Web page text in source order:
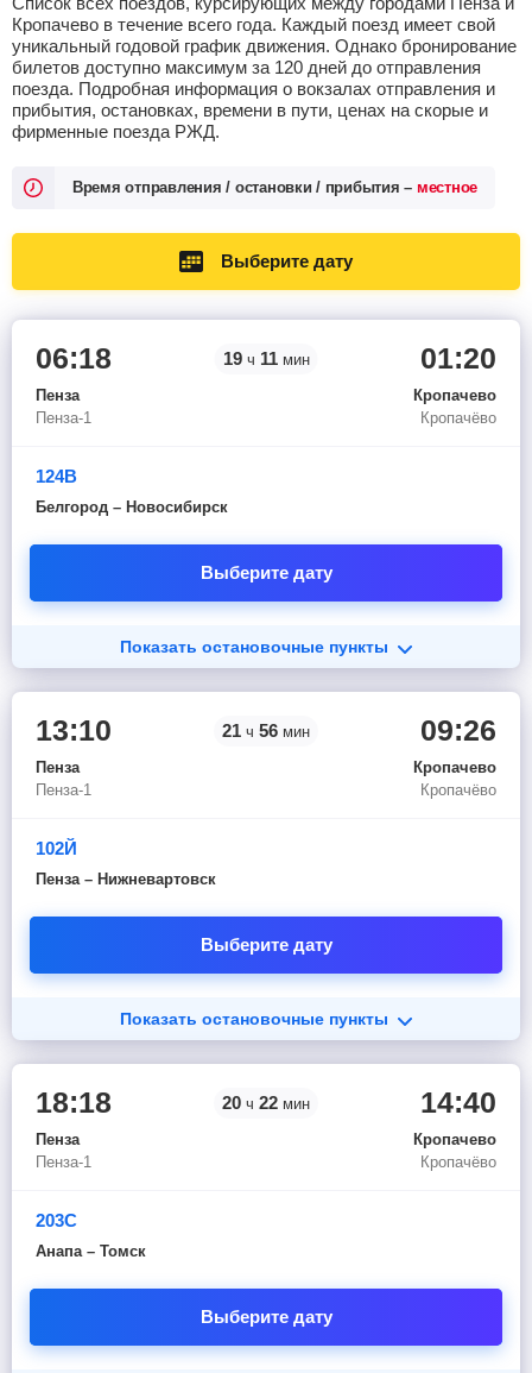
Кропачево в течение всего года. Каждый поезд имеет свой
уникальный годовой график движения. Однако бронирование
билетов доступно максимум за 120 дней до отправления
поезда. Подробная информация о вокзалах отправления и
прибытия, остановках, времени в пути, ценах на скорые и
фирменные поезда РЖД.
Время отправления / остановки / прибытия – местное
Выберите дату
06:18
Пенза
Пенза-1
19 ч 11 мин 01:20
Кропачево
Кропачёво
124В
Белгород – Новосибирск
Выберите дату
Показать остановочные пункты
13:10
Пенза
Пенза-1
21 ч 56 мин 09:26
Кропачево
Кропачёво
102Й
Пенза – Нижневартовск
Выберите дату
Показать остановочные пункты
18:18
Пенза
Пенза-1
20 ч 22 мин 14:40
Кропачево
Кропачёво
203С
Анапа – Томск
Выберите дату